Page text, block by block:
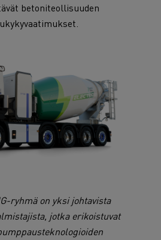
betoniteollisuuden
ryhmä on yksi johtavista
jotka erikoistuvat